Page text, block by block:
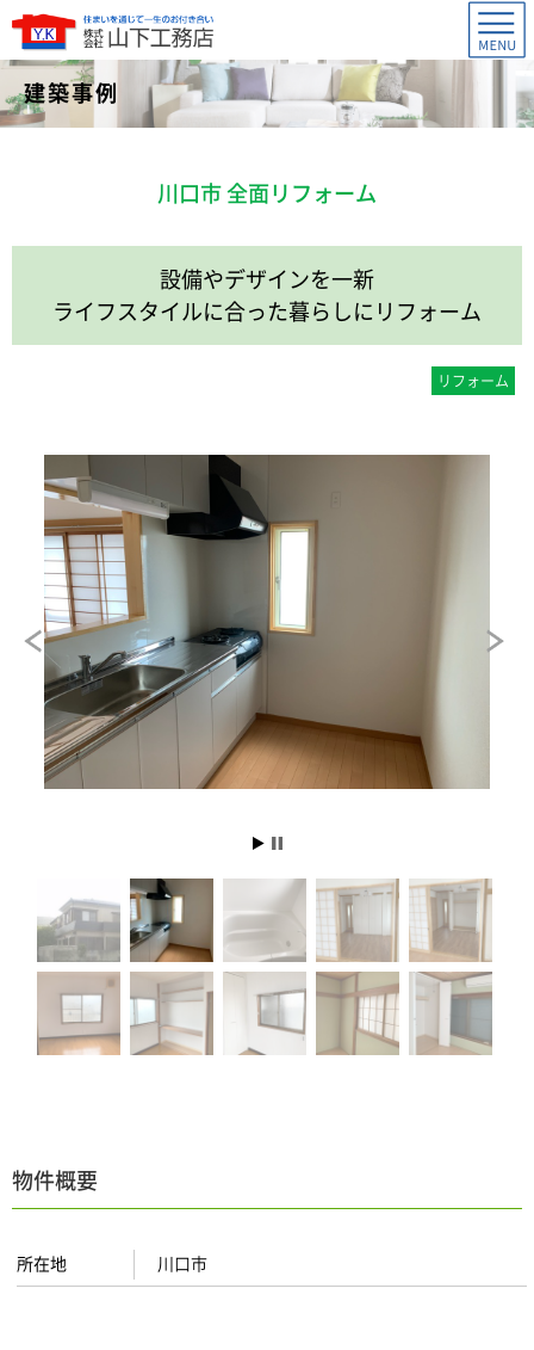
建築事例
川口市 全面リフォーム
設備やデザインを一新
ライフスタイルに合った暮らしにリフォーム
リフォーム
物件概要
所在地 川口市